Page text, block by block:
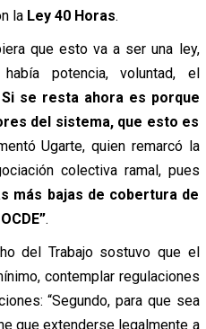
la Ley 40 Horas.
que esto va a ser una ley,
potencia, voluntad, el
Si se resta ahora es porque
del sistema, que esto es
Ugarte, quien remarcó la
colectiva ramal, pues
más bajas de cobertura de
.
del Trabajo sostuvo que el
contemplar regulaciones
“Segundo, para que sea
que extenderse legalmente a